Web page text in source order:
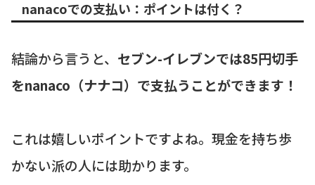
nanacoでの支払い：ポイントは付く？
結論から言うと、 セブン-イレブンでは85円切手
をnanaco（ナナコ）で支払うことができます！
これは嬉しいポイントですよね。現金を持ち歩
かない派の人には助かります。